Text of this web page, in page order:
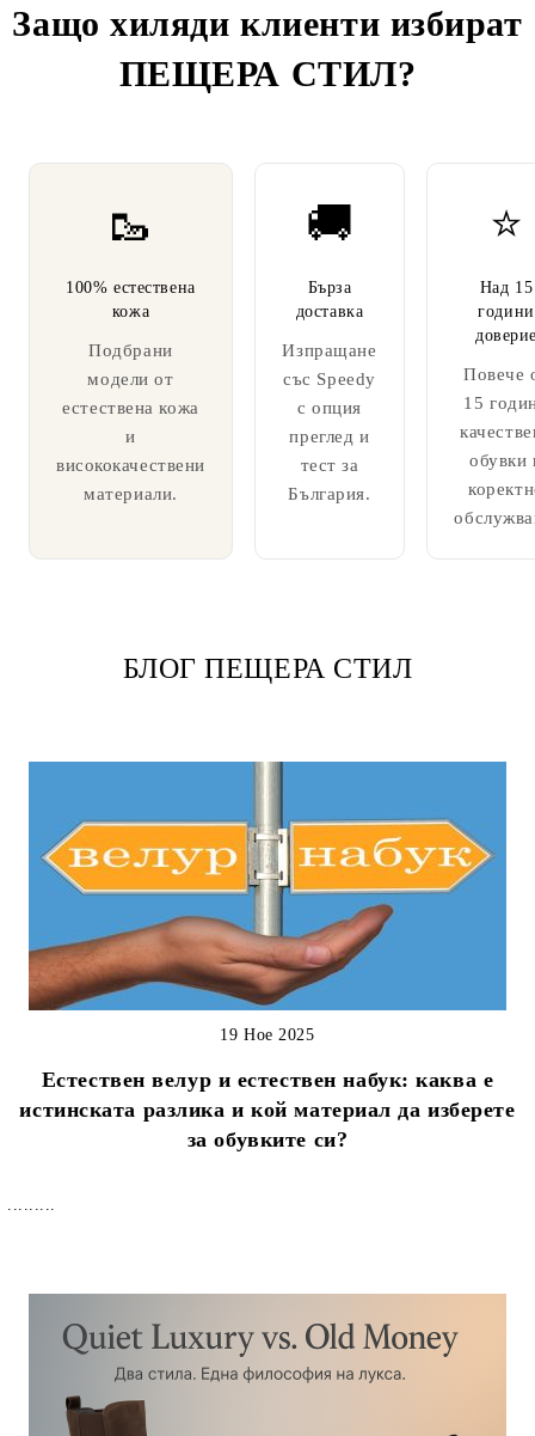
Защо хиляди клиенти избират
ПЕЩЕРА СТИЛ?
🥾
100% естествена
кожа
Подбрани
модели от
естествена кожа
и
висококачествени
материали.
🚚
Бърза
доставка
Изпращане
със Speedy
с опция
преглед и
тест за
България.
⭐
Над 15
години
Повече
15
обувки
БЛОГ ПЕЩЕРА СТИЛ
Естествен велур и естествен набук: каква е
истинската разлика и кой материал да изберете
за обувките си?
19 Ное 2025